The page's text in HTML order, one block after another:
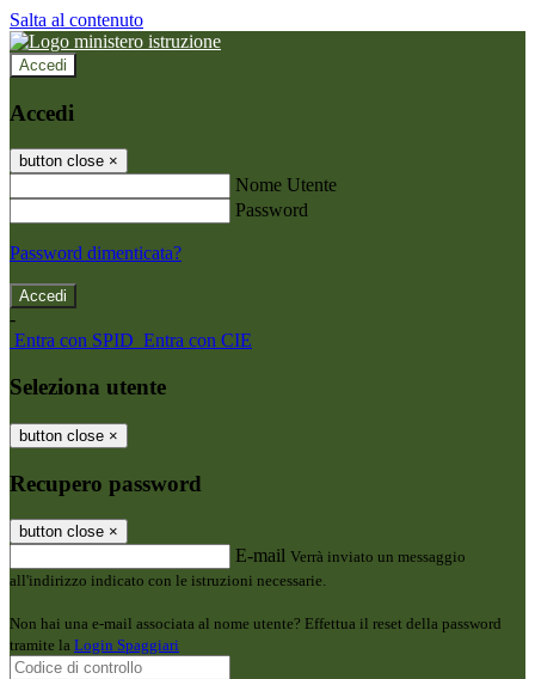
Salta al contenuto
Accedi
Accedi
button close ×
Nome Utente
Password
Password dimenticata?
-
Entra con SPID Entra con CIE
Seleziona utente
button close ×
Recupero password
button close ×
E-mail Verrà inviato un messaggio
all'indirizzo indicato con le istruzioni necessarie.
Non hai una e-mail associata al nome utente? Effettua il reset della password
tramite la Login Spaggiari